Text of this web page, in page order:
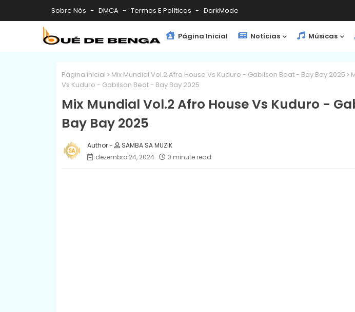
Sobre Nós DMCA Termos E Políticas DarkMode
Página Inicial Notícias Músicas
Página inicial Mix Mundial Vol.2 Afro House Vs Kuduro - Gabilson Beat - Bay Bay 2025
Vs Kuduro - Gabilson Beat - Bay Bay 2025
Mix Mundial Vol.2 Afro House Vs Kuduro -
Bay Bay 2025
SAMBA SA MUZIK
dezembro 24, 2024
0 minute read